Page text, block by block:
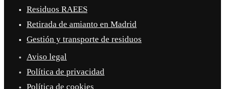
Residuos RAEES
Retirada de amianto en Madrid
Gestión y transporte de residuos
Aviso legal
Política de privacidad
Política de cookies